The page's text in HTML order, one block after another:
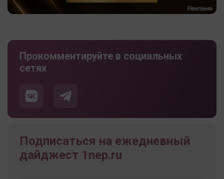
Прокомментируйте в социальных
сетях
Подписаться на ежедневный
дайджест 1nep.ru